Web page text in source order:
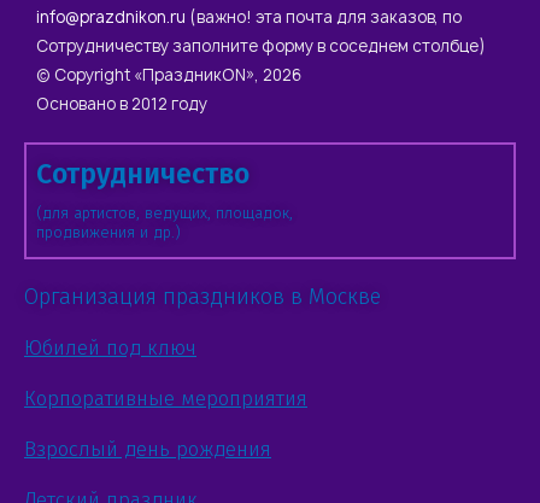
info@prazdnikon.ru (важно! эта почта для заказов, по
Сотрудничеству заполните форму в соседнем столбце)
© Copyright «ПраздникON», 2026
Основано в 2012 году
Сотрудничество
(для артистов, ведущих, площадок,
продвижения и др.)
Организация праздников в Москве
Юбилей под ключ
Корпоративные мероприятия
Взрослый день рождения